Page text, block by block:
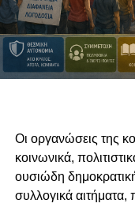
Οι οργανώσεις της
κοινωνικά,
ουσιώδη
συλλογικά αιτήματα,